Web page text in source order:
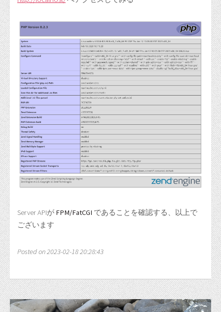
Server APIが FPM/FatCGI であることを確認する、以上で
ございます
Posted on 2023-02-18 20:28:43